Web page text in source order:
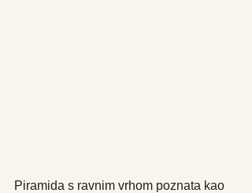
Piramida s ravnim vrhom poznata kao